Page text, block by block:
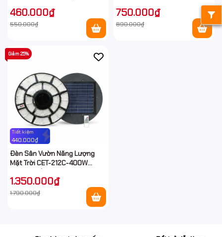
460.000₫
550.000₫
750.000₫
890.000₫
Tiết kiệm
440.000₫
Giảm 25%
Đèn Sân Vườn Năng Lượng
Mặt Trời CET-212C-400W
trời
1.350.000₫
1.790.000₫